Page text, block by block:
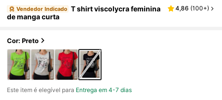
Vendedor Indicado T shirt viscolycra feminina
de manga curta
4,86 (100+)
Cor: Preto
Este item é elegível para Entrega em 4-7 dias